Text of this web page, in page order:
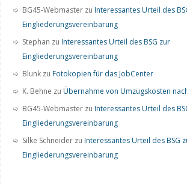
BG45-Webmaster zu Interessantes Urteil des
Eingliederungsvereinbarung
Stephan zu Interessantes Urteil des BSG zur
Eingliederungsvereinbarung
Blunk zu Fotokopien für das JobCenter
K. Behne zu Übernahme von Umzugskosten
BG45-Webmaster zu Interessantes Urteil des
Eingliederungsvereinbarung
Silke Schneider zu Interessantes Urteil des BSG
Eingliederungsvereinbarung